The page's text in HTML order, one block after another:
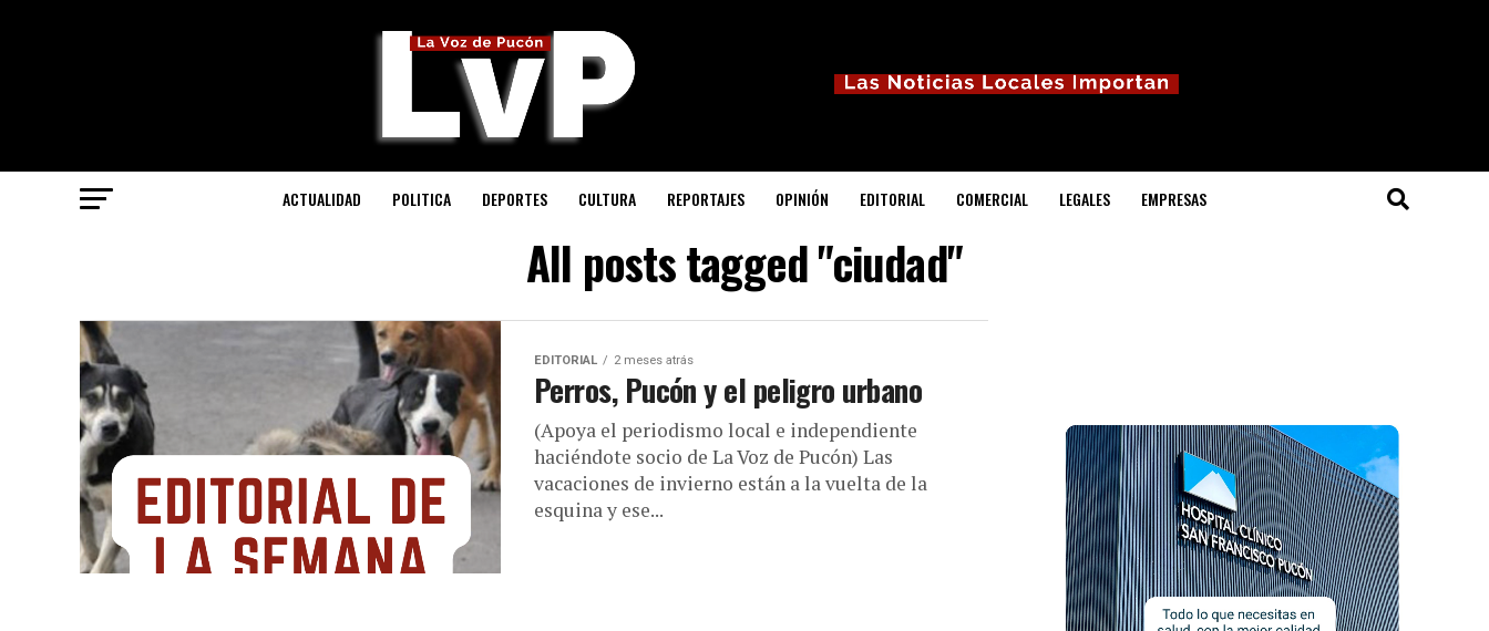
ACTUALIDAD POLITICA DEPORTES CULTURA REPORTAJES OPINIÓN EDITORIAL COMERCIAL LEGALES EMPRESAS
All posts tagged "ciudad"
EDITORIAL 2 meses atrás
Perros, Pucón y el peligro urbano
(Apoya el periodismo local e independiente
haciéndote socio de La Voz de Pucón) Las
vacaciones de invierno están a la vuelta de la
esquina y ese...